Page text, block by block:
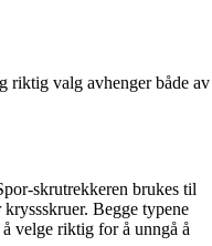
riktig valg avhenger både av
skrutrekkeren brukes til
Begge typene
velge riktig for å unngå å